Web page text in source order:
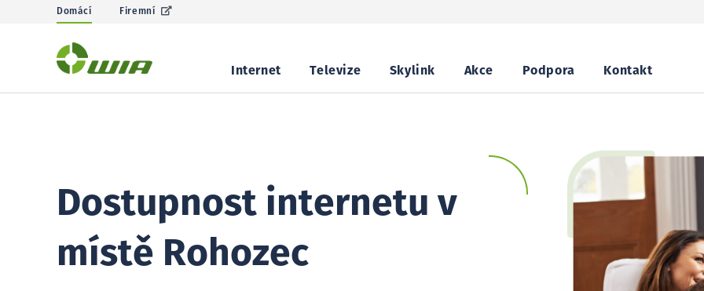
Domácí Firemní
Internet Televize Skylink Akce Podpora Kontakt
Dostupnost internetu v
místě Rohozec